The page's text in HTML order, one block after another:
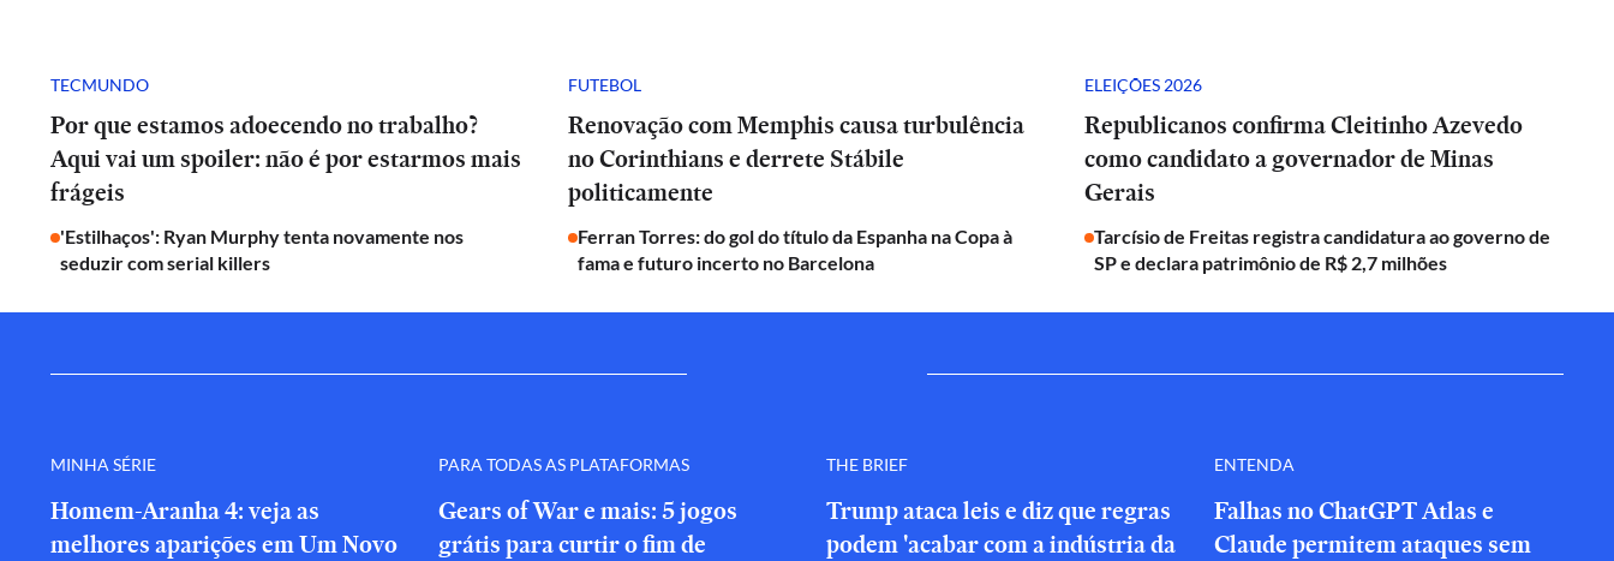
TECMUNDO
Por que estamos adoecendo no trabalho?
Aqui vai um spoiler: não é por estarmos mais
frágeis
'Estilhaços': Ryan Murphy tenta novamente nos
seduzir com serial killers
FUTEBOL
Renovação com Memphis causa turbulência
no Corinthians e derrete Stábile
politicamente
Ferran Torres: do gol do título da Espanha na Copa à
fama e futuro incerto no Barcelona
ELEIÇÕES 2026
Republicanos confirma Cleitinho Azevedo
como candidato a governador de Minas
Gerais
Tarcísio de Freitas registra candidatura ao governo de
SP e declara patrimônio de R$ 2,7 milhões
MINHA SÉRIE
Homem-Aranha 4: veja as
melhores aparições em Um Novo
PARA TODAS AS PLATAFORMAS
Gears of War e mais: 5 jogos
grátis para curtir o fim de
THE BRIEF
Trump ataca leis e diz que regras
podem 'acabar com a indústria da
ENTENDA
Falhas no ChatGPT Atlas e
Claude permitem ataques sem